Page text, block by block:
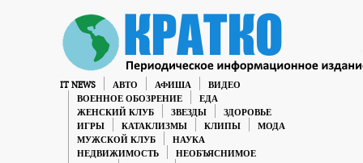
IT NEWS АВТО АФИША
ВИДЕО
ВОЕННОЕ ОБОЗРЕНИЕ
ЕДА
ЖЕНСКИЙ КЛУБ
ЗВЕЗДЫ
ЗДОРОВЬЕ
ИГРЫ
КАТАКЛИЗМЫ КЛИПЫ
МОДА
МУЖСКОЙ КЛУБ
НАУКА
НЕДВИЖИМОСТЬ
НЕОБЪЯСНИМОЕ